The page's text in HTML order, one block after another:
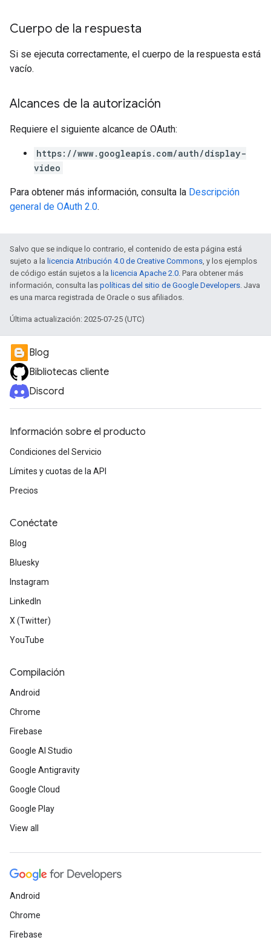
Cuerpo de la respuesta
Si se ejecuta correctamente, el cuerpo de la respuesta está
vacío.
Alcances de la autorización
Requiere el siguiente alcance de OAuth:
https://www.googleapis.com/auth/display-
video
Para obtener más información, consulta la Descripción
general de OAuth 2.0.
Salvo que se indique lo contrario, el contenido de esta página está
sujeto a la licencia Atribución 4.0 de Creative Commons, y los ejemplos
de código están sujetos a la licencia Apache 2.0. Para obtener más
información, consulta las políticas del sitio de Google Developers. Java
es una marca registrada de Oracle o sus afiliados.
Última actualización: 2025-07-25 (UTC)
Blog
Bibliotecas cliente
Discord
Información sobre el producto
Condiciones del Servicio
Límites y cuotas de la API
Precios
Conéctate
Blog
Bluesky
Instagram
LinkedIn
X (Twitter)
YouTube
Compilación
Android
Chrome
Firebase
Google AI Studio
Google Antigravity
Google Cloud
Google Play
View all
Android
Chrome
Firebase